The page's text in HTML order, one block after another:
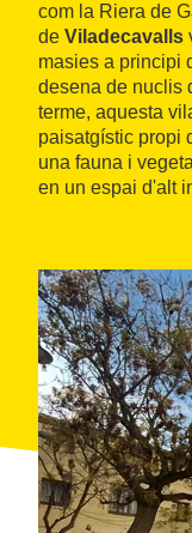
com la Riera de
de Viladecavalls
masies a principi
desena de nuclis
terme, aquesta
paisatgístic propi
una fauna i
en un espai d'alt